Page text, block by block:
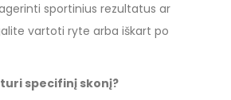
sportinius rezultatus ar
vartoti ryte arba iškart po
specifinį skonį?